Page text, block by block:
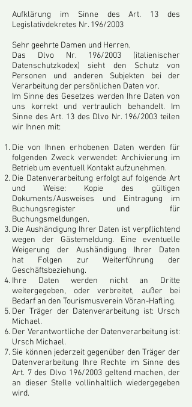
Aufklärung im Sinne des Art. 13 des
Legislativdekretes Nr. 196/2003
Sehr geehrte Damen und Herren,
Das Dlvo Nr. 196/2003 (italienischer
Datenschutzkodex) sieht den Schutz von
Personen und anderen Subjekten bei der
Verarbeitung der persönlichen Daten vor.
Im Sinne des Gesetzes werden Ihre Daten von
uns korrekt und vertraulich behandelt. Im
Sinne des Art. 13 des Dlvo Nr. 196/2003 teilen
wir Ihnen mit:
Die von Ihnen erhobenen Daten werden für
folgenden Zweck verwendet: Archivierung im
Betrieb um eventuell Kontakt aufzunehmen.
Die Datenverarbeitung erfolgt auf folgende Art
und Weise: Kopie des gültigen
Dokuments/Ausweises und Eintragung im
Buchungsregister und für
Buchungsmeldungen.
Die Aushändigung Ihrer Daten ist verpflichtend
wegen der Gästemeldung. Eine eventuelle
Weigerung der Aushändigung Ihrer Daten
hat Folgen zur Weiterführung der
Geschäftsbeziehung.
Ihre Daten werden nicht an Dritte
weitergegeben, oder verbreitet, außer bei
Bedarf an den Tourismusverein Vöran-Hafling.
Der Träger der Datenverarbeitung ist: Ursch
Michael.
Der Verantwortliche der Datenverarbeitung ist:
Ursch Michael.
Sie können jederzeit gegenüber den Träger der
Datenverarbeitung Ihre Rechte im Sinne des
Art. 7 des Dlvo 196/2003 geltend machen, der
an dieser Stelle vollinhaltlich wiedergegeben
wird.